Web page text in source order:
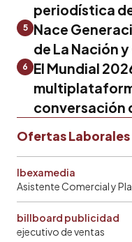
periodística
5
Nace
de La Nación
6
El Mundial
conversación
Ofertas Laborales
Ibexamedia
Asistente Comercial y
billboard publicidad
ejecutivo de ventas